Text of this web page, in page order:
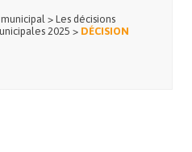
> Les décisions
2025 > DÉCISION